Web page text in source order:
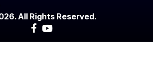
All Rights Reserved.